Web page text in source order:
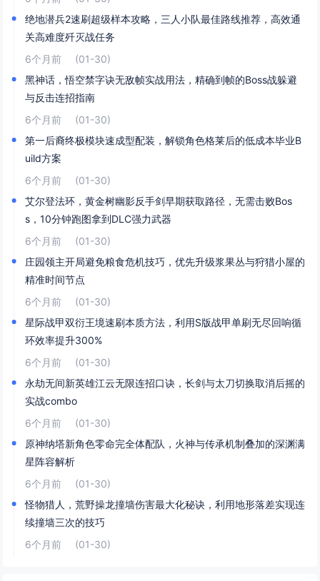
绝地潜兵2速刷超级样本攻略，三人小队最佳路线推荐，高效通
关高难度歼灭战任务
6个月前
(01-30)
黑神话，悟空禁字诀无敌帧实战用法，精确到帧的Boss战躲避
与反击连招指南
6个月前
(01-30)
第一后裔终极模块速成型配装，解锁角色格莱后的低成本毕业B
uild方案
6个月前
(01-30)
艾尔登法环，黄金树幽影反手剑早期获取路径，无需击败Bos
s，10分钟跑图拿到DLC强力武器
6个月前
(01-30)
庄园领主开局避免粮食危机技巧，优先升级浆果丛与狩猎小屋的
精准时间节点
6个月前
(01-30)
星际战甲双衍王境速刷本质方法，利用S版战甲单刷无尽回响循
环效率提升300%
6个月前
(01-30)
永劫无间新英雄江云无限连招口诀，长剑与太刀切换取消后摇的
实战combo
6个月前
(01-30)
原神纳塔新角色零命完全体配队，火神与传承机制叠加的深渊满
星阵容解析
6个月前
(01-30)
怪物猎人，荒野操龙撞墙伤害最大化秘诀，利用地形落差实现连
续撞墙三次的技巧
6个月前
(01-30)